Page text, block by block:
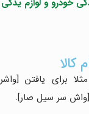
برای یافتن [واشر
[واش سر سیل صار].